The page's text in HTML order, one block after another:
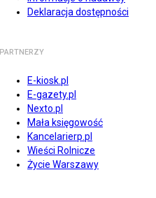
Deklaracja dostępności
PARTNERZY
E-kiosk.pl
E-gazety.pl
Nexto.pl
Mała księgowość
Kancelarierp.pl
Wieści Rolnicze
Życie Warszawy